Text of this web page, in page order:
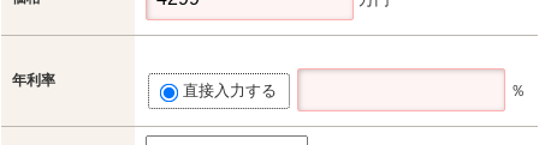
年利率
直接入力する ％